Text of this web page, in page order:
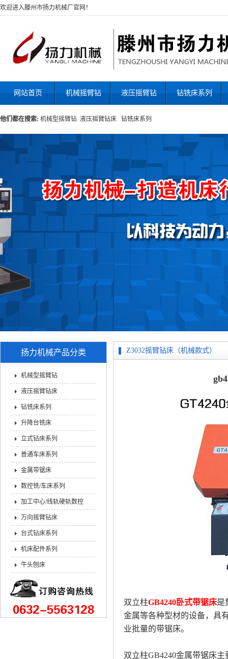
欢迎进入滕州市扬力机械厂官网！
网站首页 机械摇臂钻 液压摇臂钻 钻铣床系列
他们都在搜索: 机械型摇臂钻 液压摇臂钻床 钻铣床系列
扬力机械产品分类
机械型摇臂钻
液压摇臂钻床
钻铣床系列
升降台铣床
立式钻床系列
普通车床系列
金属带锯床
数控铣/车床系列
加工中心/线轨硬轨数控
万向摇臂钻床
台式钻床系列
机床配件系列
牛头刨床
Z3032摇臂钻床（机械款式）
双立柱GB4240卧式带锯床是
金属等各种型材的设备，具
业批量的带锯床。
双立柱GB4240金属带锯床主